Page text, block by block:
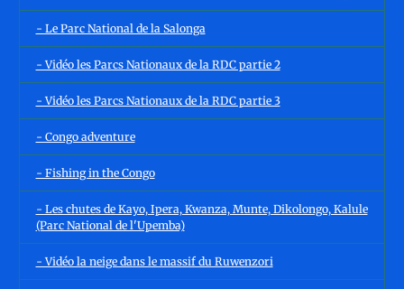
- Le Parc National de la Salonga
- Vidéo les Parcs Nationaux de la RDC partie 2
- Vidéo les Parcs Nationaux de la RDC partie 3
- Congo adventure
- Fishing in the Congo
- Les chutes de Kayo, Ipera, Kwanza, Munte, Dikolongo, Kalule
(Parc National de l'Upemba)
- Vidéo la neige dans le massif du Ruwenzori